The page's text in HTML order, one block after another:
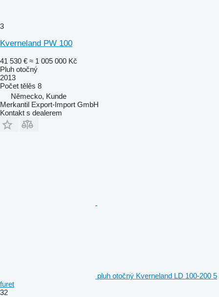
3
Kverneland PW 100
41 530 € ≈ 1 005 000 Kč
Pluh otočný
2013
Počet tělěs 8
Německo, Kunde
Merkantil Export-Import GmbH
Kontakt s dealerem
pluh otočný Kverneland LD 100-200 5
furet
32